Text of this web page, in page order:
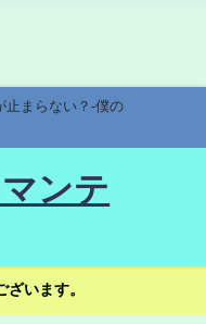
止まらない？-僕の
ンテ
います。